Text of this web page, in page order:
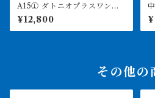
A15① ダトニオプラスワン
変わりバンド 12㎝前後
¥12,800
0
その他の